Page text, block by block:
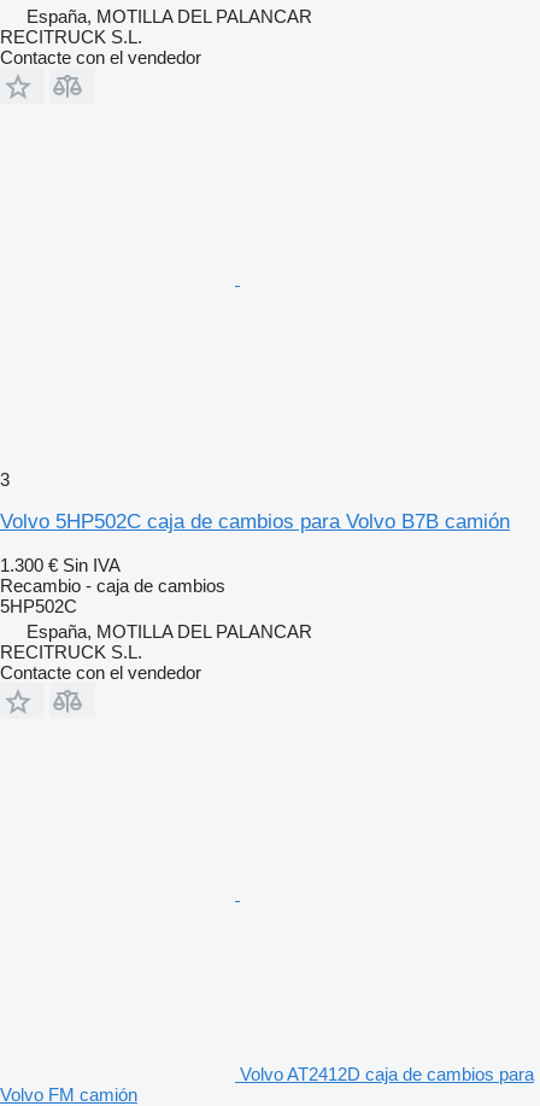
España, MOTILLA DEL PALANCAR
RECITRUCK S.L.
Contacte con el vendedor
3
Volvo 5HP502C caja de cambios para Volvo B7B camión
1.300 € Sin IVA
Recambio - caja de cambios
5HP502C
España, MOTILLA DEL PALANCAR
RECITRUCK S.L.
Contacte con el vendedor
Volvo AT2412D caja de cambios para
Volvo FM camión